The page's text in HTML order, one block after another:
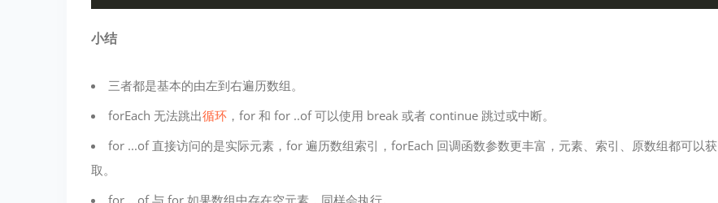
小结
三者都是基本的由左到右遍历数组。
forEach 无法跳出循环 ，for 和 for ..of 可以使用 break 或者 continue 跳过或中断。
for ...of 直接访问的是实际元素，for 遍历数组索引，forEach 回调函数参数更丰富，元素、索引、原数组都可以获
取。